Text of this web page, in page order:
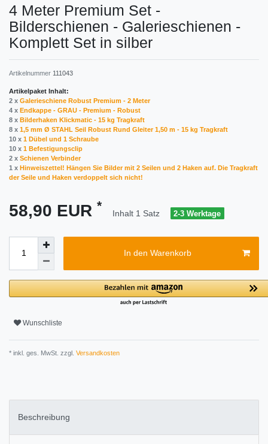
4 Meter Premium Set -
Bilderschienen - Galerieschienen -
Komplett Set in silber
Artikelnummer 111043
Artikelpaket Inhalt:
2 x Galerieschiene Robust Premium - 2 Meter
4 x Endkappe - GRAU - Premium - Robust
8 x Bilderhaken Klickmatic - 15 kg Tragkraft
8 x 1,5 mm Ø STAHL Seil Robust Rund Gleiter 1,50 m - 15 kg Tragkraft
10 x 1 Dübel und 1 Schraube
10 x 1 Befestigungsclip
2 x Schienen Verbinder
1 x Hinweiszettel! Hängen Sie Bilder mit 2 Seilen und 2 Haken auf. Die Tragkraft
der Seile und Haken verdoppelt sich nicht!
58,90 EUR *
Inhalt 1 Satz 2-3 Werktage
In den Warenkorb
Wunschliste
* inkl. ges. MwSt. zzgl. Versandkosten
Beschreibung